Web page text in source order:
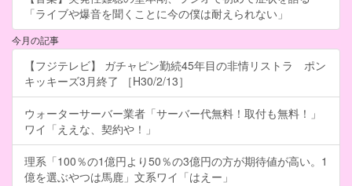
「ライブや爆音を聞くことに今の僕は耐えられない」
今月の記事
【フジテレビ】 ガチャピン勤続45年目の非情リストラ ポン
キッキーズ3月終了 ［H30/2/13］
ウォーターサーバー業者「サーバー代無料！取付も無料！」
ワイ「ええな、契約や！」
理系「100％の1億円より50％の3億円の方が期待値が高い。1
億を選ぶやつは馬鹿」文系ワイ「はえー」